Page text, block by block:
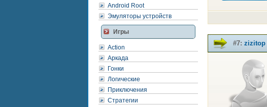
Android Root
Эмуляторы устройств
Игры
Action
Аркада
Гонки
Логические
Приключения
Стратегии
#7: zizitop